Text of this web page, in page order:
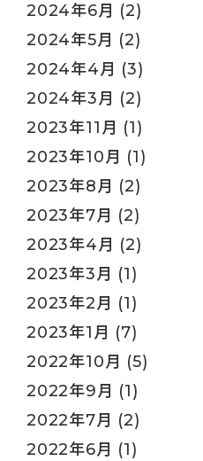
2024年6月 (2)
2024年5月 (2)
2024年4月 (3)
2024年3月 (2)
2023年11月 (1)
2023年10月 (1)
2023年8月 (2)
2023年7月 (2)
2023年4月 (2)
2023年3月 (1)
2023年2月 (1)
2023年1月 (7)
2022年10月 (5)
2022年9月 (1)
2022年7月 (2)
2022年6月 (1)